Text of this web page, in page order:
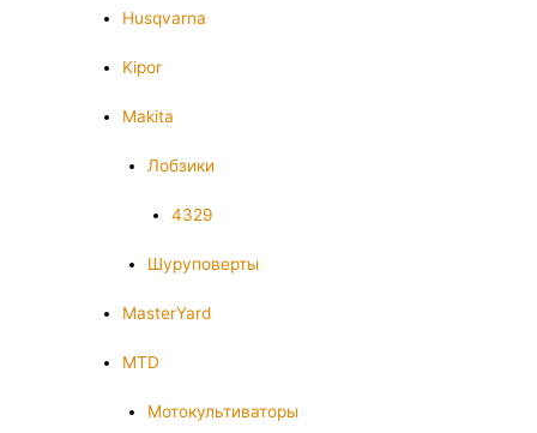
Husqvarna
Kipor
Makita
Лобзики
4329
Шуруповерты
MasterYard
MTD
Мотокультиваторы